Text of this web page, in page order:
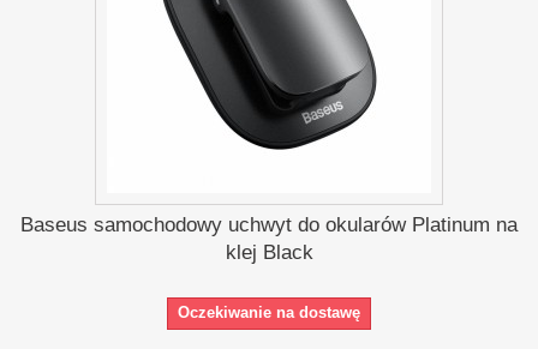
Baseus samochodowy uchwyt do okularów Platinum na
klej Black
Oczekiwanie na dostawę